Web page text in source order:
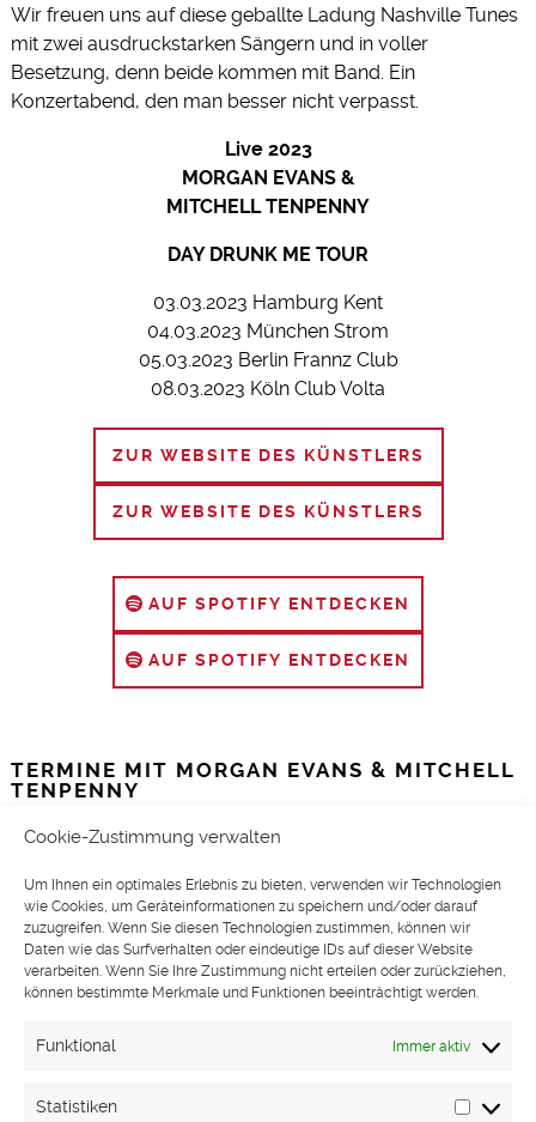
Cookie-Zustimmung verwalten
Um Ihnen ein optimales Erlebnis zu bieten, verwenden wir Technologien
wie Cookies, um Geräteinformationen zu speichern und/oder darauf
zuzugreifen. Wenn Sie diesen Technologien zustimmen, können wir
Daten wie das Surfverhalten oder eindeutige IDs auf dieser Website
verarbeiten. Wenn Sie Ihre Zustimmung nicht erteilen oder zurückziehen,
können bestimmte Merkmale und Funktionen beeinträchtigt werden.
Funktional Immer aktiv
Statistiken
Wir freuen uns auf diese geballte Ladung Nashville Tunes
mit zwei ausdruckstarken Sängern und in voller
Besetzung, denn beide kommen mit Band. Ein
Konzertabend, den man besser nicht verpasst.
Live 2023
MORGAN EVANS &
MITCHELL TENPENNY
DAY DRUNK ME TOUR
03.03.2023 Hamburg Kent
04.03.2023 München Strom
05.03.2023 Berlin Frannz Club
08.03.2023 Köln Club Volta
ZUR WEBSITE DES KÜNSTLERS
ZUR WEBSITE DES KÜNSTLERS
AUF SPOTIFY ENTDECKEN
AUF SPOTIFY ENTDECKEN
TERMINE MIT MORGAN EVANS & MITCHELL
TENPENNY
Die angefragte Seite konnte nicht gefunden werden.
Verfeinern Sie Ihre Suche oder verwenden Sie die
Navigation oben, um den Beitrag zu finden.